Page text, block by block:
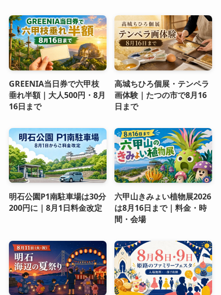
GREENIA当日券で六甲枝
垂れ半額｜大人500円・8月
16日まで
高城ちひろ個展・テンペラ
画体験｜たつの市で8月16
日まで
明石公園P1南駐車場は30分
200円に｜8月1日料金改定
六甲山きみょい植物展2026
は8月16日まで｜料金・時
間・会場